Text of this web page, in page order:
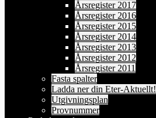
Årsregister 2017
Årsregister 2016
Årsregister 2015
Årsregister 2014
Årsregister 2013
Årsregister 2012
Årsregister 2011
Fasta spalter
Ladda ner din Eter-Aktuellt!
Utgivningsplan
Provnummer